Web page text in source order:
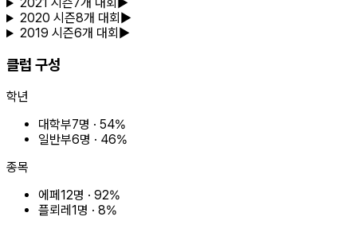
2021 시즌7개 대회 ▶
2020 시즌8개 대회 ▶
2019 시즌6개 대회 ▶
클럽 구성
학년
대학부7명 · 54%
일반부6명 · 46%
종목
에페12명 · 92%
플뢰레1명 · 8%